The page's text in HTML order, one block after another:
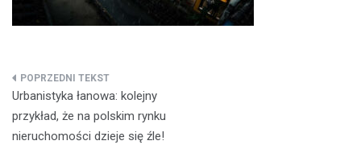
Nawigacja
wpisu
Urbanistyka łanowa: kolejny
przykład, że na polskim rynku
nieruchomości dzieje się źle!